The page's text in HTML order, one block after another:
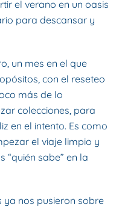
el verano en un oasis
para descansar y
un mes en el que
con el reseteo
más de lo
colecciones, para
en el intento. Es como
el viaje limpio y
sabe” en la
ya nos pusieron sobre